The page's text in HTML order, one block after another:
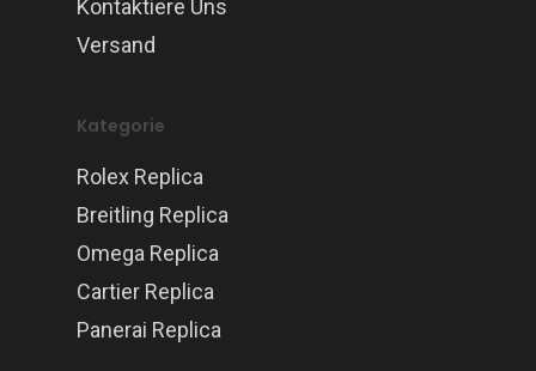
Kontaktiere Uns
Versand
Kategorie
Rolex Replica
Breitling Replica
Omega Replica
Cartier Replica
Panerai Replica